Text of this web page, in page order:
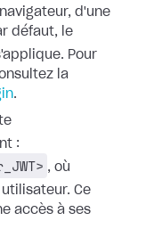
d'une
défaut, le
Pour
la
.
:
, où
Ce
accès à ses